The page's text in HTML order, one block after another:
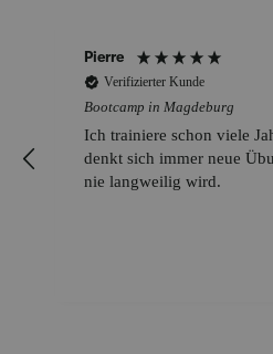
Pierre
Verifizierter Kunde
Bootcamp in Magdeburg
Ich trainiere schon viele
denkt sich immer neue
nie langweilig wird.